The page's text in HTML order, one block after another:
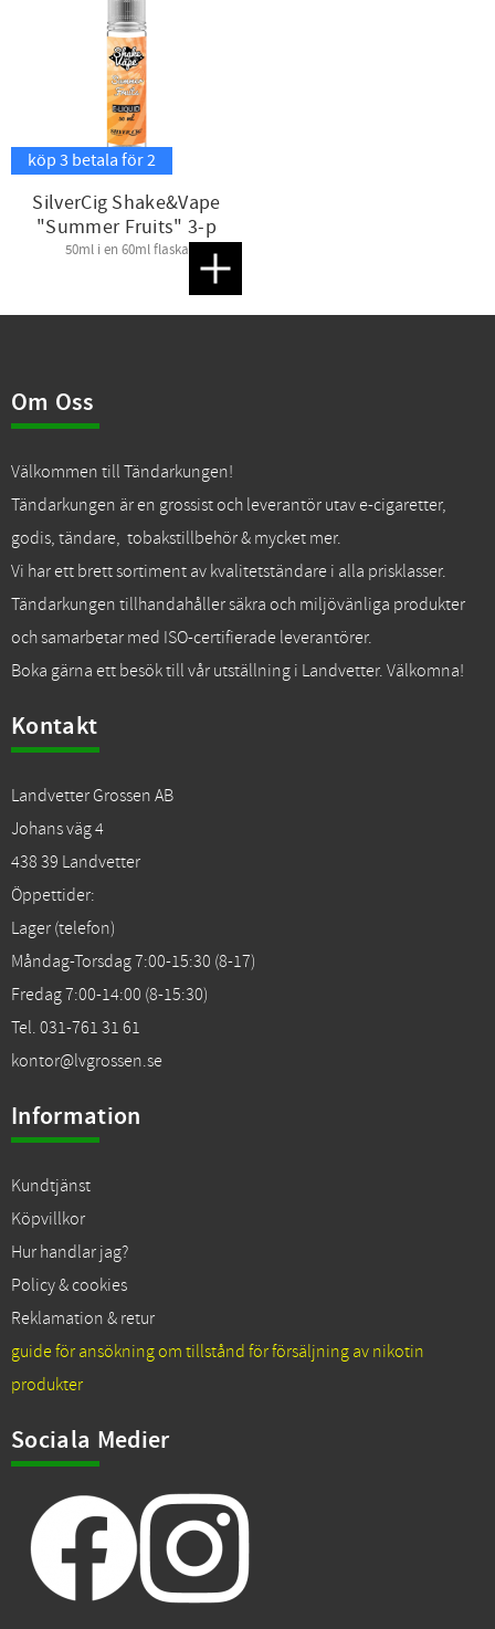
köp 3 betala för 2
SilverCig Shake&Vape
"Summer Fruits" 3-p
50ml i en 60ml flaska
Lägg till i favoriter
Om Oss
Välkommen till Tändarkungen!
Tändarkungen är en grossist och leverantör utav e-cigaretter,
godis, tändare, tobakstillbehör & mycket mer.
Vi har ett brett sortiment av kvalitetständare i alla prisklasser.
Tändarkungen tillhandahåller säkra och miljövänliga produkter
och samarbetar med ISO-certifierade leverantörer.
Boka gärna ett besök till vår utställning i Landvetter. Välkomna!
Kontakt
Landvetter Grossen AB
Johans väg 4
438 39 Landvetter
Öppettider:
Lager (telefon)
Måndag-Torsdag 7:00-15:30 (8-17)
Fredag 7:00-14:00 (8-15:30)
Tel. 031-761 31 61
kontor@lvgrossen.se
Information
Kundtjänst
Köpvillkor
Hur handlar jag?
Policy & cookies
Reklamation & retur
guide för ansökning om tillstånd för försäljning av nikotin
produkter
Sociala Medier